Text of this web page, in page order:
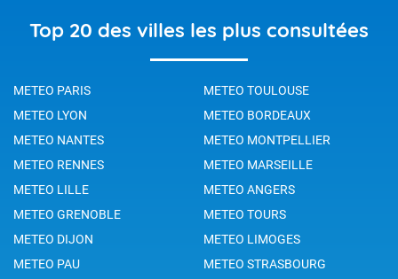
Top 20 des villes les plus consultées
METEO PARIS
METEO TOULOUSE
METEO LYON
METEO BORDEAUX
METEO NANTES
METEO MONTPELLIER
METEO RENNES
METEO MARSEILLE
METEO LILLE
METEO ANGERS
METEO GRENOBLE
METEO TOURS
METEO DIJON
METEO LIMOGES
METEO PAU
METEO STRASBOURG